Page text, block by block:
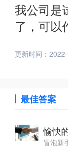
我公司是
了，可以
更新时间：
最佳答案
愉快
冒泡新